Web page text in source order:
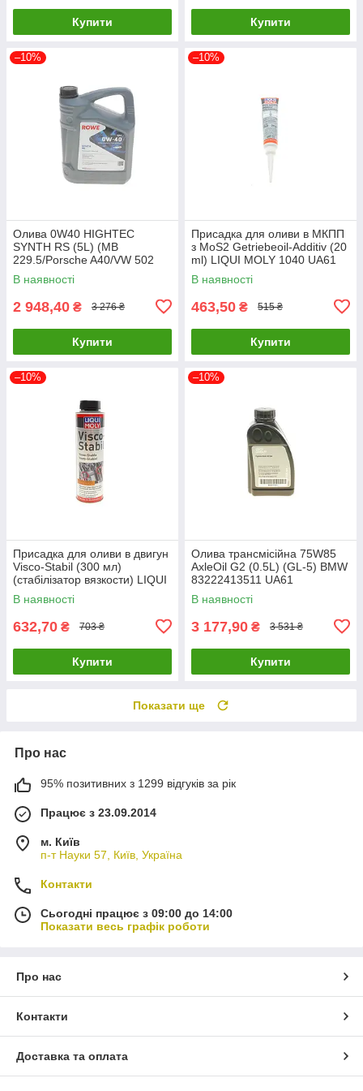
Купити Купити
–10%
Олива 0W40 HIGHTEC
SYNTH RS (5L) (MB
229.5/Porsche A40/VW 502
00/505 00) (ACEA A3/B4) (API
20020-0050-99 UA61
В наявності
2 948,40 ₴ 3 276 ₴
Купити
–10%
Присадка для оливи в МКПП
з MoS2 Getriebeoil-Additiv (20
ml) LIQUI MOLY 1040 UA61
В наявності
463,50 ₴ 515 ₴
Купити
–10%
Присадка для оливи в двигун
Visco-Stabil (300 мл)
(cтабілізатор вязкости) LIQUI
MOLY 1017 UA61
В наявності
632,70 ₴ 703 ₴
Купити
–10%
Олива трансмісійна 75W85
AxleOil G2 (0.5L) (GL-5) BMW
83222413511 UA61
В наявності
3 177,90 ₴ 3 531 ₴
Купити
Показати ще
Про нас
95% позитивних з 1299 відгуків за рік
Працює з 23.09.2014
м. Київ
п-т Науки 57, Київ, Україна
Контакти
Сьогодні працює з 09:00 до 14:00
Показати весь графік роботи
Про нас
Контакти
Доставка та оплата